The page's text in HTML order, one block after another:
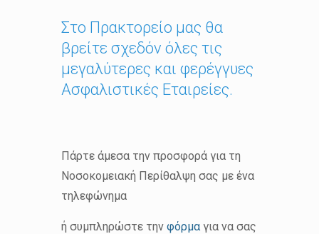
Στο Πρακτορείο μας θα
βρείτε σχεδόν όλες τις
μεγαλύτερες και φερέγγυες
Ασφαλιστικές Εταιρείες.
Πάρτε άμεσα την προσφορά για τη
Νοσοκομειακή Περίθαλψη σας με ένα
τηλεφώνημα
ή συμπληρώστε την φόρμα για να σας